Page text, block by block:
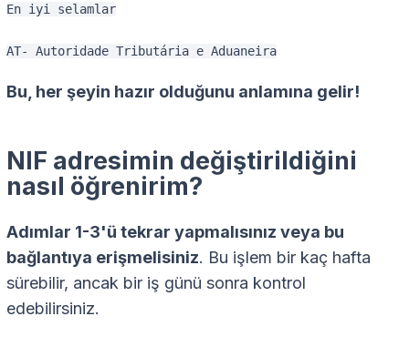
En iyi selamlar
AT- Autoridade Tributária e Aduaneira
Bu, her şeyin hazır olduğunu anlamına gelir!
NIF adresimin değiştirildiğini
nasıl öğrenirim?
Adımlar 1-3'ü tekrar yapmalısınız veya bu
bağlantıya erişmelisiniz. Bu işlem bir kaç hafta
sürebilir, ancak bir iş günü sonra kontrol
edebilirsiniz.